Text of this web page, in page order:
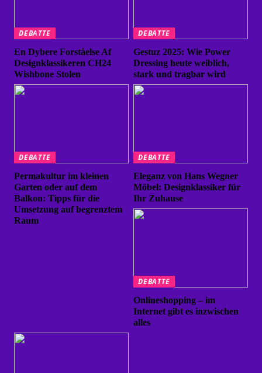
DEBATTE
En Dybere Forståelse Af
Designklassikeren CH24
Wishbone Stolen
DEBATTE
Gestuz 2025: Wie Power
Dressing heute weiblich,
stark und tragbar wird
DEBATTE
Permakultur im kleinen
Garten oder auf dem
Balkon: Tipps für die
Umsetzung auf begrenztem
Raum
DEBATTE
Eleganz von Hans Wegner
Möbel: Designklassiker für
Ihr Zuhause
DEBATTE
Onlineshopping – im
Internet gibt es inzwischen
alles